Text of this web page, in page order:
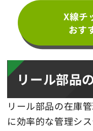
X線チ
おす
リール部品
リール部品の在庫
に効率的な管理シ